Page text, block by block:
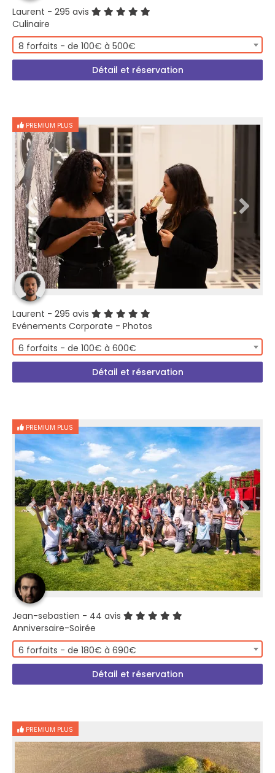
Laurent - 295 avis
Culinaire
8 forfaits - de 100€ à 500€
Détail et réservation
PREMIUM PLUS
Laurent - 295 avis
Evénements Corporate - Photos
6 forfaits - de 100€ à 600€
Détail et réservation
PREMIUM PLUS
Jean-sebastien - 44 avis
Anniversaire-Soirée
6 forfaits - de 180€ à 690€
Détail et réservation
PREMIUM PLUS